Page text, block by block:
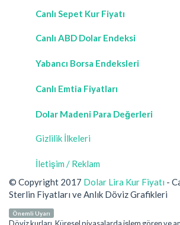
Canlı Sepet Kur Fiyatı
Canlı ABD Dolar Endeksi
Yabancı Borsa Endeksleri
Canlı Emtia Fiyatları
Dolar Madeni Para Değerleri
Gizlilik İlkeleri
İletişim / Reklam
© Copyright 2017 Dolar Lira Kur Fiyatı -
Sterlin Fiyatları ve Anlık Döviz Grafikleri
Önemli Uyarı
Döviz kurları, Küresel piyasalarda işlem gören ve